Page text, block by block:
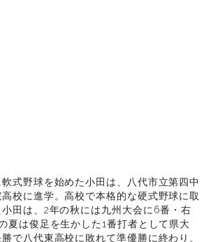
式野球を始めた小田は、八代市立第四中
校に進学。高校で本格的な硬式野球に取
田は、2年の秋には九州大会に6番・右
夏は俊足を生かした1番打者として県大
で八代東高校に敗れて準優勝に終わり、